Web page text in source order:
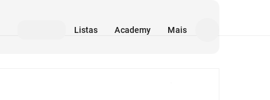
Listas Academy Mais